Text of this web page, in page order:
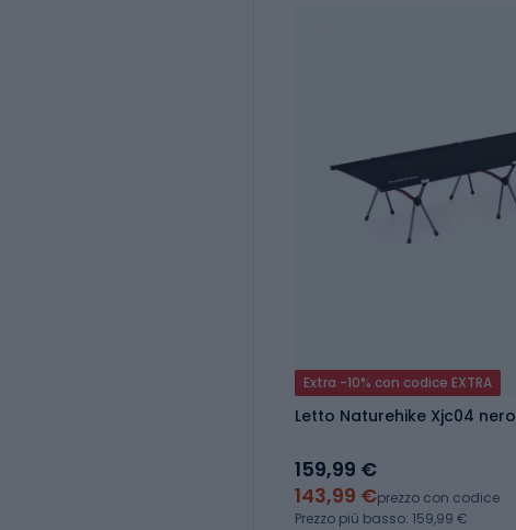
Extra -10% con codice EXTRA
Letto Naturehike Xjc04 nero
159,99 €
143,99 €prezzo con codice
Prezzo più basso: 159,99 €